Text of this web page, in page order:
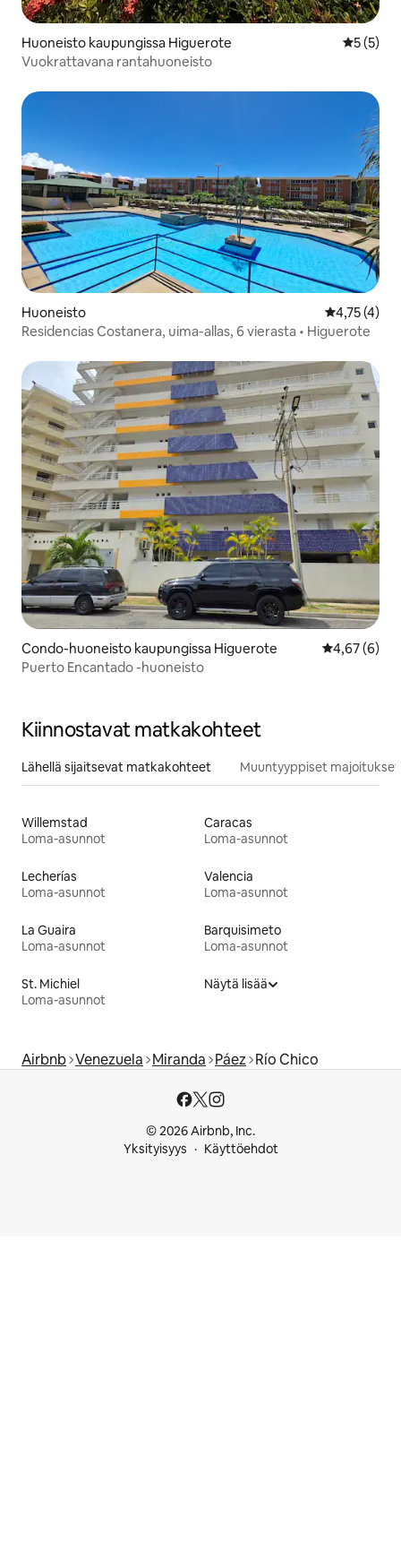
Huoneisto kaupungissa Higuerote
5 (5)
Vuokrattavana rantahuoneisto
Huoneisto
4,75 (4)
Residencias Costanera, uima-allas, 6 vierasta • Higuerote
Condo-huoneisto kaupungissa Higuerote
4,67 (6)
Puerto Encantado -huoneisto
Kiinnostavat matkakohteet
Lähellä sijaitsevat matkakohteet Muuntyyppiset majoitukset
Willemstad
Loma-asunnot
Caracas
Loma-asunnot
Lecherías
Loma-asunnot
Valencia
Loma-asunnot
La Guaira
Loma-asunnot
Barquisimeto
Loma-asunnot
St. Michiel
Loma-asunnot
Näytä lisää
Airbnb Venezuela Miranda Páez Río Chico
© 2026 Airbnb, Inc.
Yksityisyys
Käyttöehdot